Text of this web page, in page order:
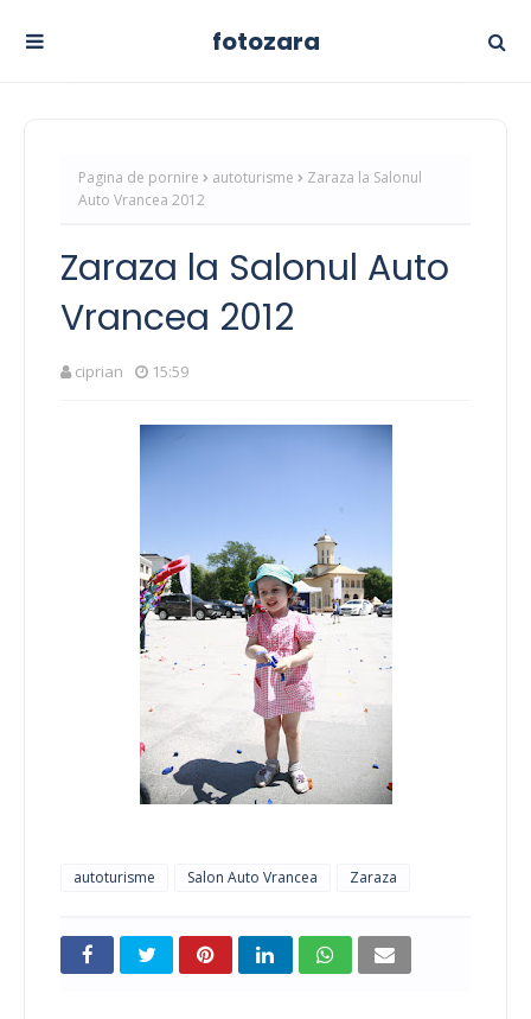
fotozara
Pagina de pornire autoturisme
Zaraza la Salonul
Auto Vrancea 2012
Zaraza la Salonul Auto
Vrancea 2012
ciprian 15:59
autoturisme Salon Auto Vrancea Zaraza